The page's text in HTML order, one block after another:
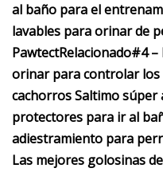
al baño para el
lavables para orinar de
PawtectRelacionado#4 –
orinar para controlar
cachorros Saltimo súper
protectores para ir al
adiestramiento para
Las mejores golosinas